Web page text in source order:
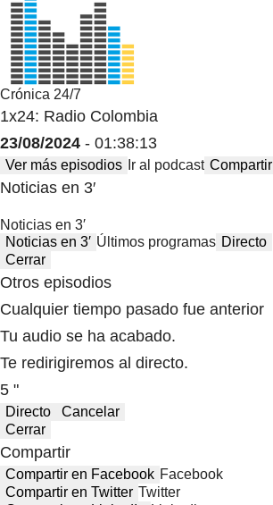
Crónica 24/7
1x24: Radio Colombia
23/08/2024 - 01:38:13
Ver más episodios Ir al podcast Compartir
Noticias en 3′
Noticias en 3′
Noticias en 3′ Últimos programas Directo
Cerrar
Otros episodios
Cualquier tiempo pasado fue anterior
Tu audio se ha acabado.
Te redirigiremos al directo.
5 "
Directo
Cancelar
Cerrar
Compartir
Compartir en Facebook Facebook
Compartir en Twitter Twitter